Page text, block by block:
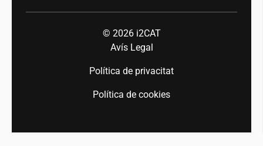
© 2026 i2CAT
Avís Legal
Política de privacitat
Política de cookies